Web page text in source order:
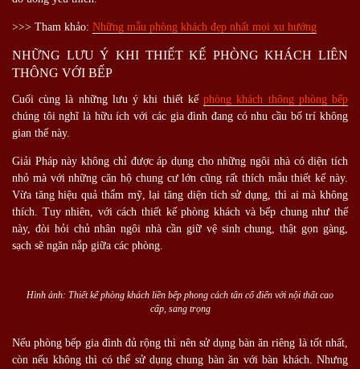
>>> Tham khảo: Những mẫu phòng khách đẹp nhất mọi xu hướng
NHỮNG LƯU Ý KHI THIẾT KẾ PHÒNG KHÁCH LIÊN
THÔNG VỚI BẾP
Cuối cùng là những lưu ý khi thiết kếphòng khách thông phòng bếp
chúng tôi nghĩ là hữu ích với các gia đình đang có nhu cầu bố trí không
gian thế này.
Giải Pháp này không chỉ được áp dụng cho những ngôi nhà có diện tích
nhỏ mà với những căn hộ chung cư lớn cũng rất thích mẫu thiết kế này.
Vừa tăng hiệu quả thẩm mỹ, lại tăng diện tích sử dụng, thì ai mà không
thích. Tuy nhiên, với cách thiết kế phòng khách và bếp chung như thế
này, đòi hỏi chủ nhân ngôi nhà cần giữ vệ sinh chung, thật gọn gàng,
sạch sẽ ngăn nắp giữa các phòng.
Hình ảnh: Thiết kế phòng khách liền bếp phong cách tân cổ điển với nội thất cao
cấp, sang trọng
Nếu phòng bếp gia đình đủ rộng thì nên sử dụng bàn ăn riêng là tốt nhất,
còn nếu không thì có thể sử dụng chung bàn ăn với bàn khách. Nhưng